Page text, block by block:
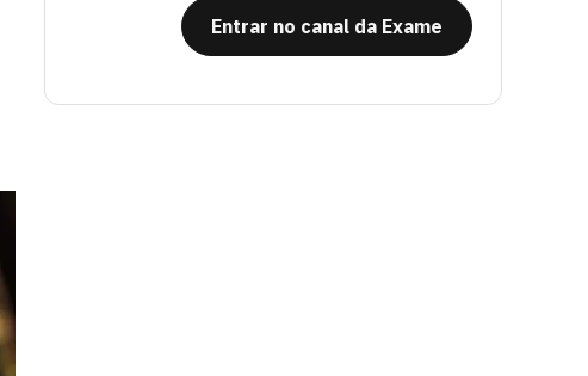
Entrar no canal da Exame